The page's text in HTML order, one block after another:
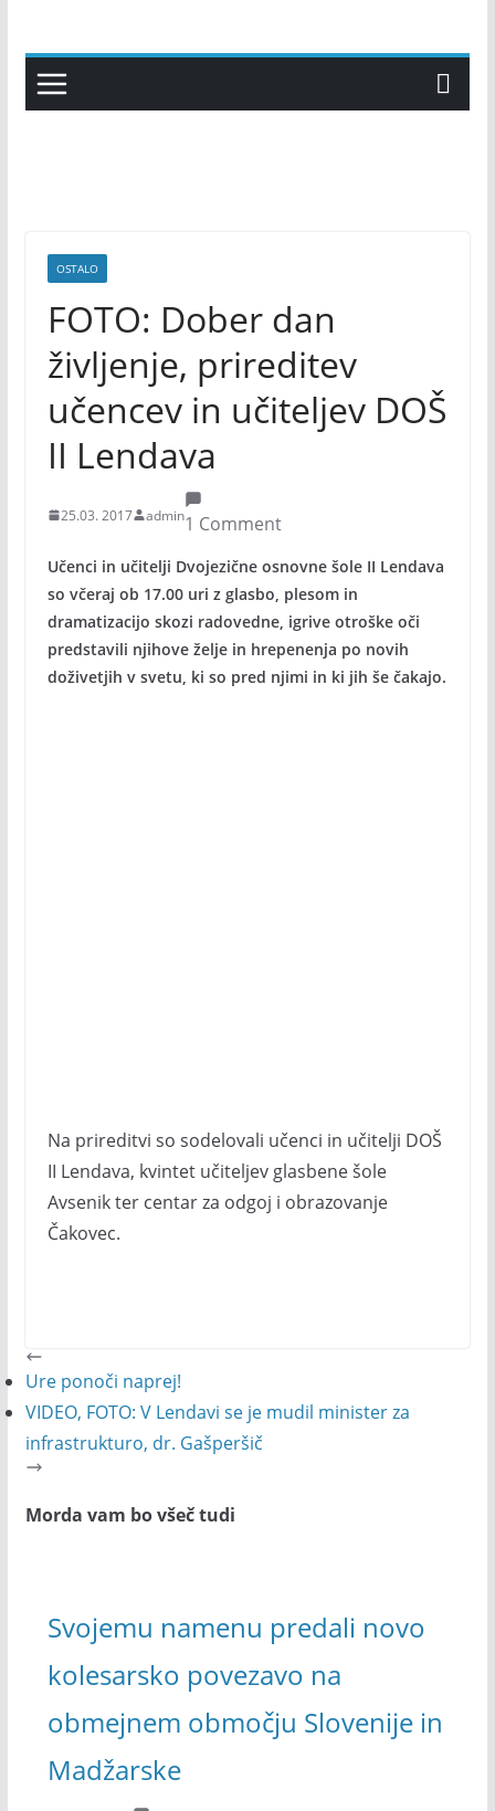
content
OSTALO
FOTO: Dober dan
življenje, prireditev
učencev in učiteljev DOŠ
II Lendava
25.03. 2017 admin1 Comment
Učenci in učitelji Dvojezične osnovne šole II Lendava
so včeraj ob 17.00 uri z glasbo, plesom in
dramatizacijo skozi radovedne, igrive otroške oči
predstavili njihove želje in hrepenenja po novih
doživetjih v svetu, ki so pred njimi in ki jih še čakajo.
Na prireditvi so sodelovali učenci in učitelji DOŠ
II Lendava, kvintet učiteljev glasbene šole
Avsenik ter centar za odgoj i obrazovanje
Čakovec.
Ure ponoči naprej!
VIDEO, FOTO: V Lendavi se je mudil minister za
infrastrukturo, dr. Gašperšič
Morda vam bo všeč tudi
Svojemu namenu predali novo
kolesarsko povezavo na
obmejnem območju Slovenije in
Madžarske